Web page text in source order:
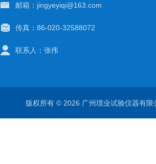
邮箱：jingyeyiqi@163.com
传真：86-020-32588072
联系人：张伟
版权所有 © 2026 广州璟业试验仪器